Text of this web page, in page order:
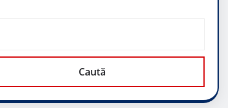
Caută